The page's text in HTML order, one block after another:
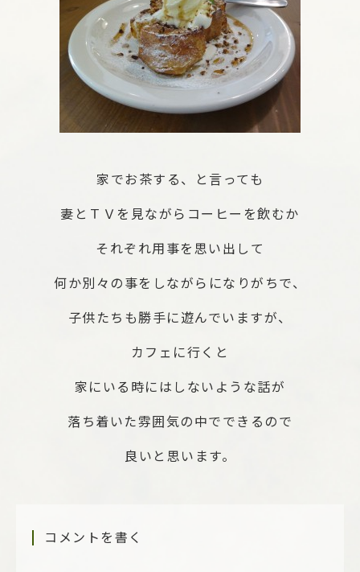
家でお茶する、と言っても
妻とＴＶを見ながらコーヒーを飲むか
それぞれ用事を思い出して
何か別々の事をしながらになりがちで、
子供たちも勝手に遊んでいますが、
カフェに行くと
家にいる時にはしないような話が
落ち着いた雰囲気の中でできるので
良いと思います。
コメントを書く